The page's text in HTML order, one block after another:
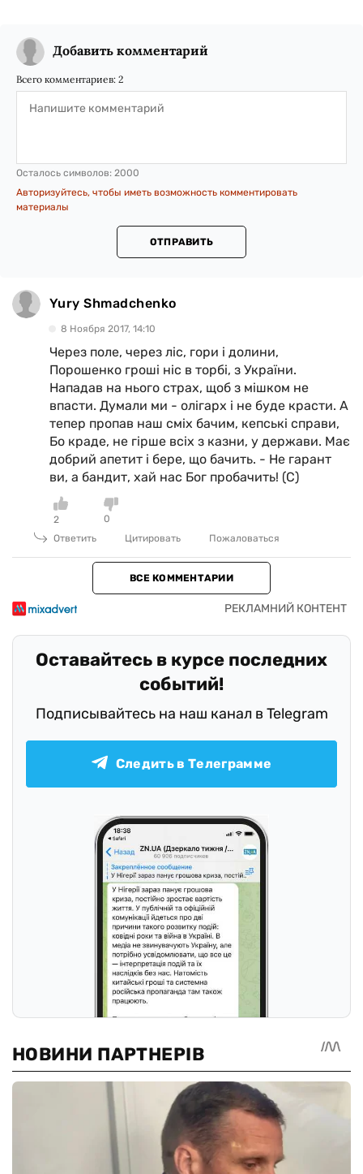
Добавить комментарий
Всего комментариев: 2
Осталось символов: 2000
Авторизуйтесь, чтобы иметь возможность комментировать
материалы
ОТПРАВИТЬ
Yury Shmadchenko
8 Ноября 2017, 14:10
Через поле, через ліс, гори і долини,
Порошенко гроші ніс в торбі, з України.
Нападав на нього страх, щоб з мішком не
впасти. Думали ми - олігарх і не буде красти. А
тепер пропав наш сміх бачим, кепські справи,
Бо краде, не гірше всіх з казни, у держави. Має
добрий апетит і бере, що бачить. - Не гарант
ви, а бандит, хай нас Бог пробачить! (С)
2
0
Ответить
Цитировать Пожаловаться
ВСЕ КОММЕНТАРИИ
Оставайтесь в курсе последних
событий!
Подписывайтесь на наш канал в Telegram
Следить в Телеграмме